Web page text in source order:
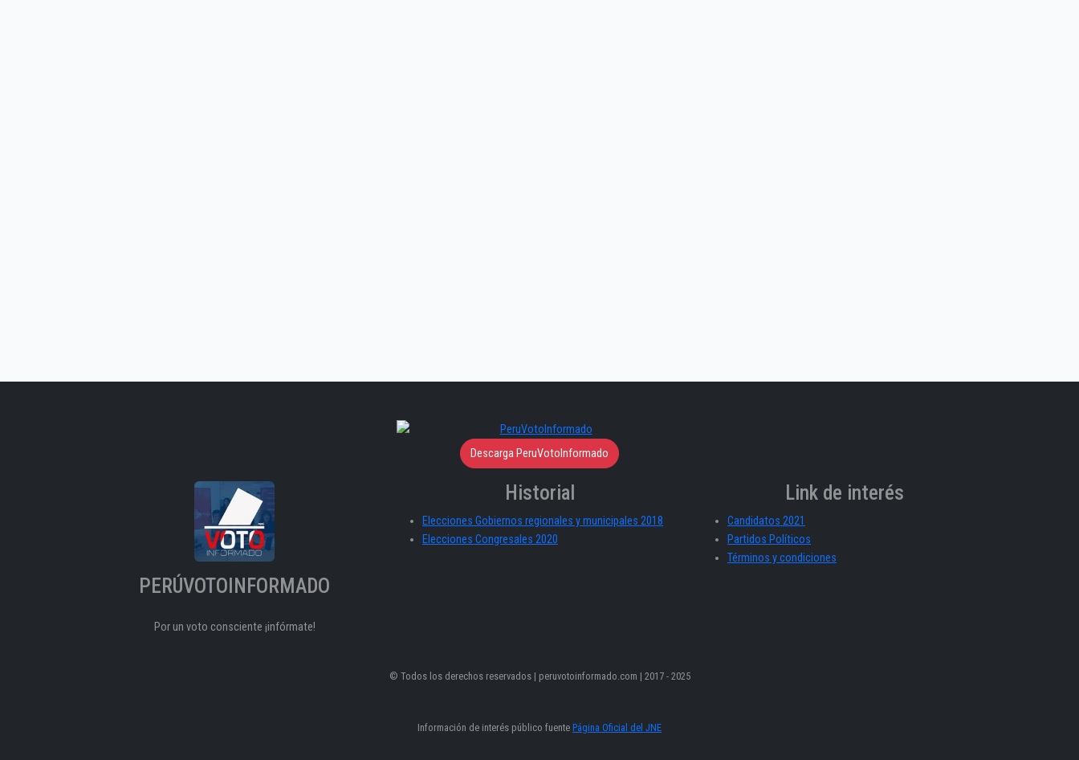
Descarga PeruVotoInformado
PERÚVOTOINFORMADO
Por un voto consciente ¡infórmate!
Historial
Elecciones Gobiernos regionales y municipales 2018
Elecciones Congresales 2020
Link de interés
Candidatos 2021
Partidos Políticos
Términos y condiciones
© Todos los derechos reservados | peruvotoinformado.com | 2017 - 2025
Información de interés público fuente Página Oficial del JNE